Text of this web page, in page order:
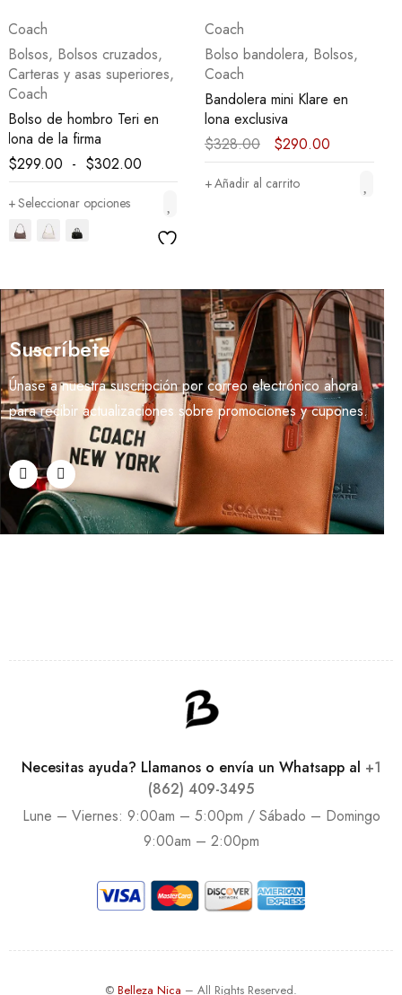
-12%
Coach
Bolso bandolera,Bolsos
Coach
Bandolera mini Klare en
lona exclusiva
$328.00 $290.00
Añadir al carrito
-25%
Coach
Bolsos,
Carteras y asas superiores
Coach
Rowan Satchel
$398.00 $297.00
Suscríbete
Únase a nuestra suscripción por correo electrónico ahora
para recibir actualizaciones sobre promociones y cupones.
Necesitas ayuda? Llamanos o envía un Whatsapp al +1
(862) 409-3495
Lune – Viernes: 9:00am – 5:00pm / Sábado – Domingo
9:00am – 2:00pm
© Belleza Nica – All Rights Reserved.